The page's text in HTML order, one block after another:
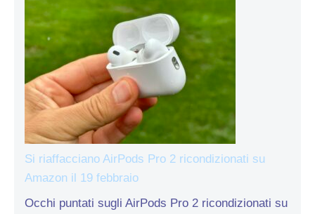
Si riaffacciano AirPods Pro 2 ricondizionati su
Amazon il 19 febbraio
Occhi puntati sugli AirPods Pro 2 ricondizionati su